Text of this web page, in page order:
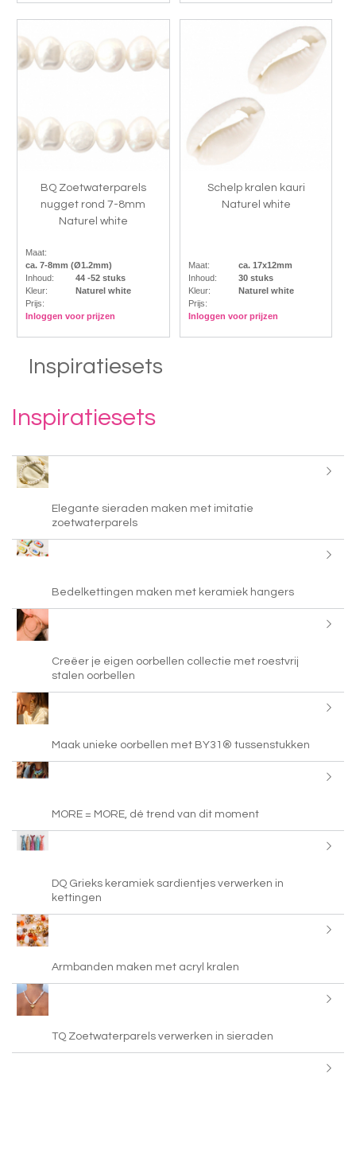
BQ Zoetwaterparels
nugget rond 7-8mm
Naturel white
Maat:
ca. 7-8mm (Ø1.2mm)
Inhoud:
44 -52 stuks
Kleur:
Naturel white
Prijs:
Inloggen voor prijzen
Schelp kralen kauri
Naturel white
Maat:
ca. 17x12mm
Inhoud:
30 stuks
Kleur:
Naturel white
Prijs:
Inloggen voor prijzen
Inspiratiesets
Inspiratiesets
Elegante sieraden maken met imitatie
zoetwaterparels
Bedelkettingen maken met keramiek hangers
Creëer je eigen oorbellen collectie met roestvrij
stalen oorbellen
Maak unieke oorbellen met BY31® tussenstukken
MORE = MORE, dé trend van dit moment
DQ Grieks keramiek sardientjes verwerken in
kettingen
Armbanden maken met acryl kralen
TQ Zoetwaterparels verwerken in sieraden